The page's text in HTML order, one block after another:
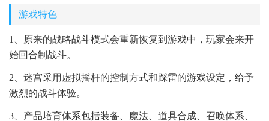
游戏特色
1、原来的战略战斗模式会重新恢复到游戏中，玩家会来开
始回合制战斗。
2、迷宫采用虚拟摇杆的控制方式和踩雷的游戏设定，给予
激烈的战斗体验。
3、产品培育体系包括装备、魔法、道具合成、召唤体系、